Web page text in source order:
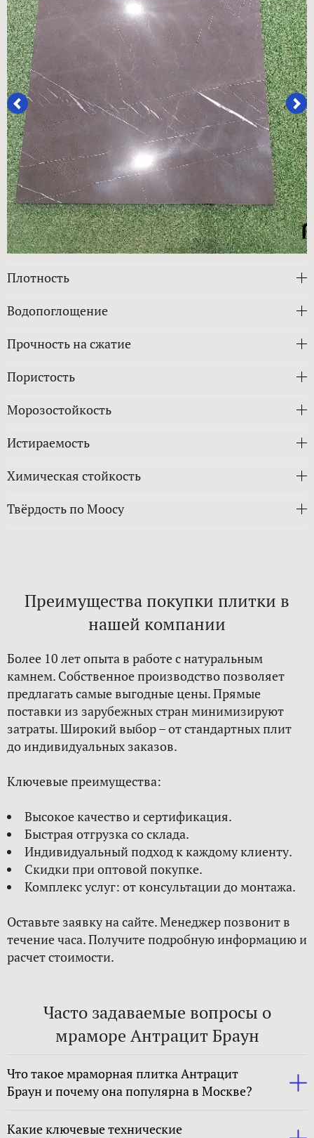
Плотность
Водопоглощение
Прочность на сжатие
Пористость
Морозостойкость
Истираемость
Химическая стойкость
Твёрдость по Моосу
Преимущества покупки плитки в
нашей компании
Более 10 лет опыта в работе с натуральным
камнем. Собственное производство позволяет
предлагать самые выгодные цены. Прямые
поставки из зарубежных стран минимизируют
затраты. Широкий выбор – от стандартных плит
до индивидуальных заказов.
Ключевые преимущества:
Высокое качество и сертификация.
Быстрая отгрузка со склада.
Индивидуальный подход к каждому клиенту.
Скидки при оптовой покупке.
Комплекс услуг: от консультации до монтажа.
Оставьте заявку на сайте. Менеджер позвонит в
течение часа. Получите подробную информацию и
расчет стоимости.
Часто задаваемые вопросы о
мраморе Антрацит Браун
Что такое мраморная плитка Антрацит
Браун и почему она популярна в Москве?
Какие ключевые технические